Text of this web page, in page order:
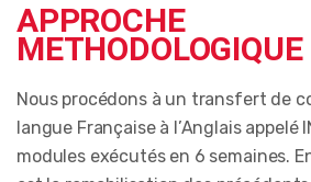
APPROCHE
Nous procédons à un transfert de
langue Française à l’Anglais appelé
modules exécutés en 6 semaines.